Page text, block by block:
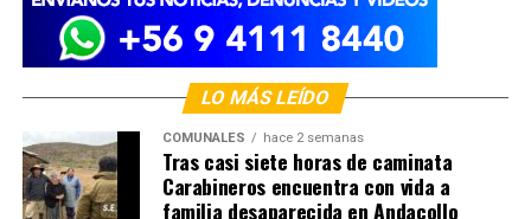
LO MÁS LEÍDO
COMUNALES hace 2 semanas
Tras casi siete horas de caminata
Carabineros encuentra con vida a
familia desaparecida en Andacollo